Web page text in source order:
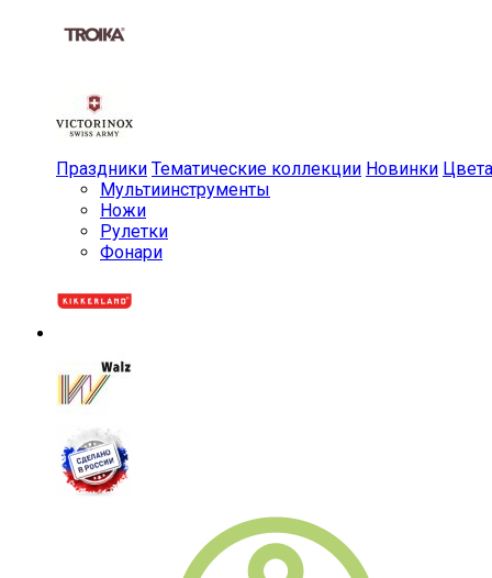
Праздники Тематические коллекции Новинки Цвета
Мульти­инструменты
Ножи
Рулетки
Фонари